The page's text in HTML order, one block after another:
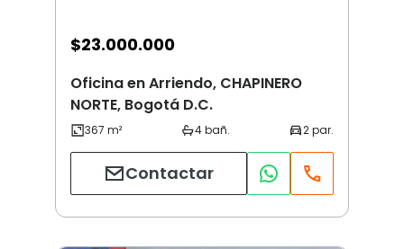
$23.000.000
Oficina en Arriendo, CHAPINERO
NORTE, Bogotá D.C.
Contactar